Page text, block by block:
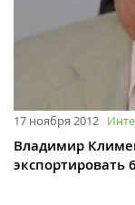
17 ноября 2012
Владимир